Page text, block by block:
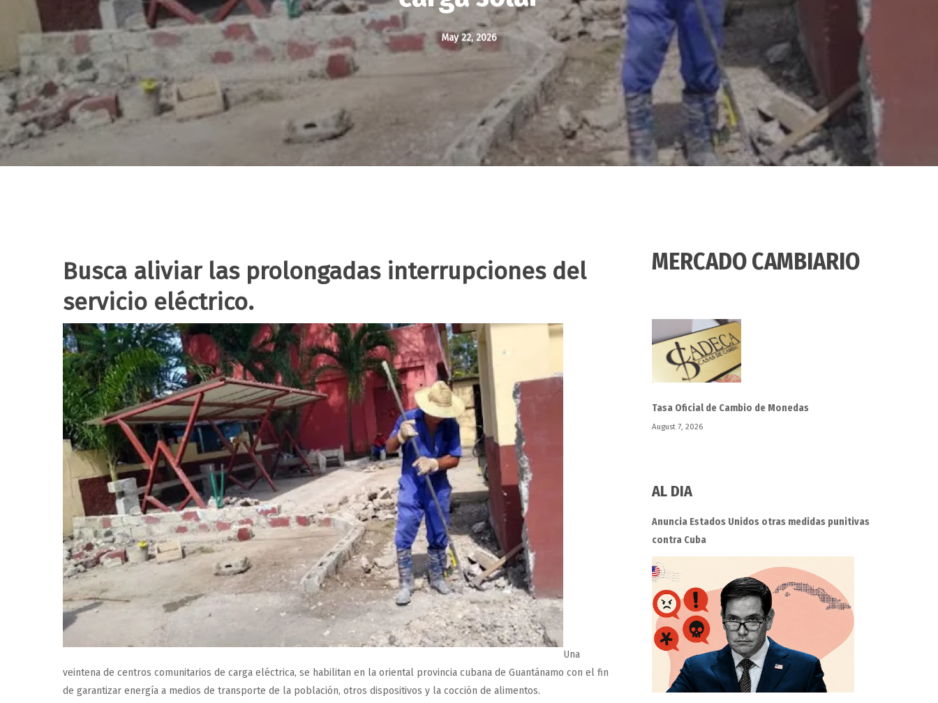
Hit enter to search or ESC to close
May 22, 2026
Busca aliviar las prolongadas interrupciones del
servicio eléctrico.
Una
veintena de centros comunitarios de carga eléctrica, se habilitan en la oriental provincia cubana de Guantánamo con el fin
de garantizar energía a medios de transporte de la población, otros dispositivos y la cocción de alimentos.
MERCADO CAMBIARIO
Tasa Oficial de Cambio de Monedas
August 7, 2026
AL DIA
Anuncia Estados Unidos otras medidas punitivas
contra Cuba